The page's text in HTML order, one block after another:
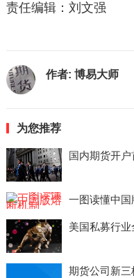
责任编辑：刘文强
作者: 博易大师
为您推荐
国内期货开户
一图读懂中国
美国私募行
期货公司新